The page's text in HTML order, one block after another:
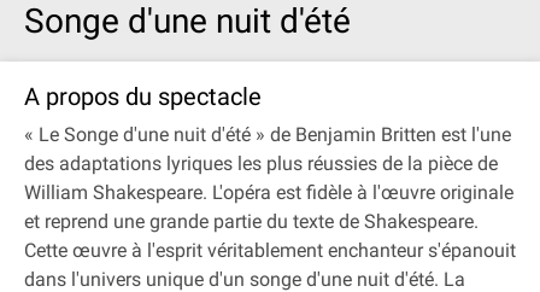
Songe d'une nuit d'été
A propos du spectacle
« Le Songe d'une nuit d'été » de Benjamin Britten est l'une
des adaptations lyriques les plus réussies de la pièce de
William Shakespeare. L'opéra est fidèle à l'œuvre originale
et reprend une grande partie du texte de Shakespeare.
Cette œuvre à l'esprit véritablement enchanteur s'épanouit
dans l'univers unique d'un songe d'une nuit d'été. La